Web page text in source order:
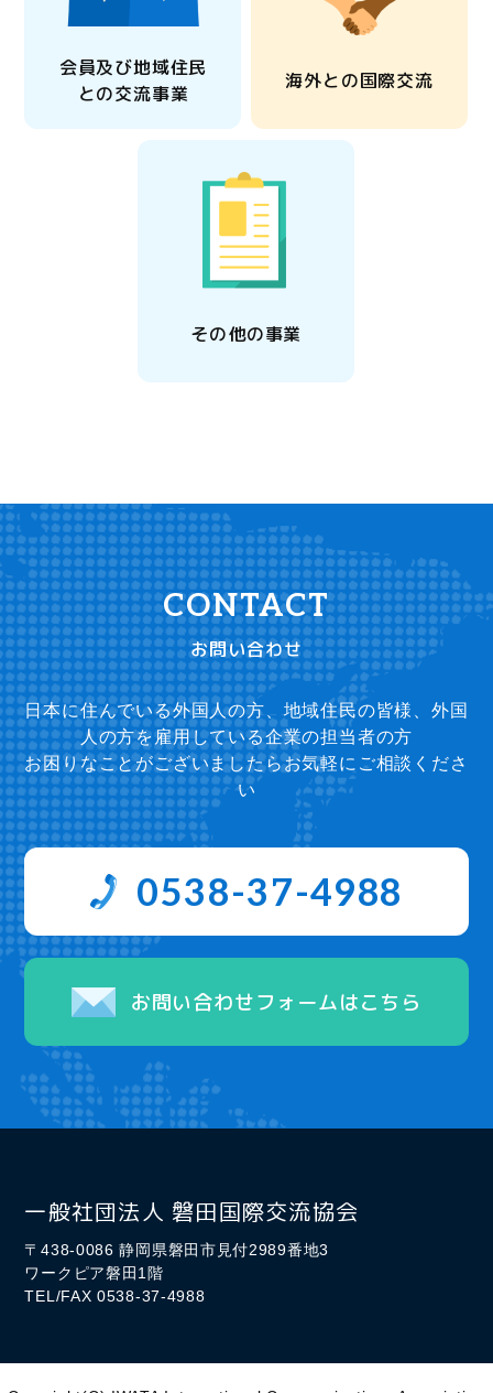
会員及び地域住民
との交流事業
海外との国際交流
その他の事業
お問い合わせ
日本に住んでいる外国人の方、地域住民の皆様、外国
人の方を雇用している企業の担当者の方
お困りなことがございましたらお気軽にご相談くださ
い
0538-37-4988
お問い合わせフォームはこちら
一般社団法人 磐田国際交流協会
〒438-0086 静岡県磐田市見付2989番地3
ワークピア磐田1階
TEL/FAX 0538-37-4988